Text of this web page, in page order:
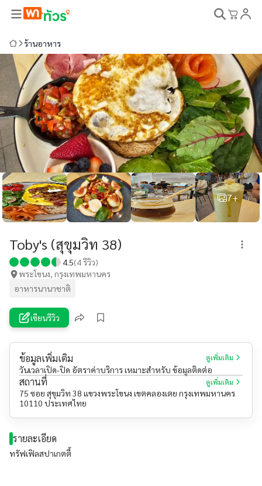
ร้านอาหาร
7+
Toby's (สุขุมวิท 38)
4.5(4รีวิว)
พระโขนง, กรุงเทพมหานคร
อาหารนานาชาติ
เขียนรีวิว
ข้อมูลเพิ่มเติม ดูเพิ่มเติม
วันเวลาเปิด-ปิด อัตราค่าบริการ เหมาะสำหรับ ข้อมูลติดต่อ
สถานที่ ดูเพิ่มเติม
75 ซอย สุขุมวิท 38 แขวงพระโขนง เขตคลองเตย กรุงเทพมหานคร
10110 ประเทศไทย
รายละเอียด
ทรัฟเฟิลสปาเกตตี้